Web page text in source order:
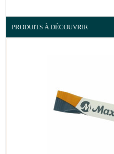
PRODUITS À DÉCOUVRIR